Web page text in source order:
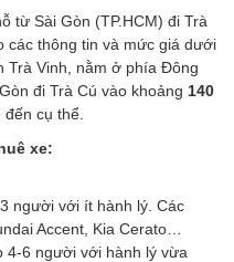
từ Sài Gòn (TP.HCM) đi Trà
các thông tin và mức giá dưới
Trà Vinh, nằm ở phía Đông
đi Trà Cú vào khoảng 140
cụ thể.
xe:
người với ít hành lý. Các
Accent, Kia Cerato…
4-6 người với hành lý vừa